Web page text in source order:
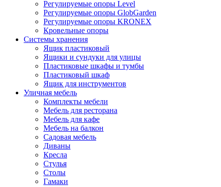
Регулируемые опоры Level
Регулируемые опоры GlobGarden
Регулируемые опоры KRONEX
Кровельные опоры
Системы хранения
Ящик пластиковый
Ящики и сундуки для улицы
Пластиковые шкафы и тумбы
Пластиковый шкаф
Ящик для инструментов
Уличная мебель
Комплекты мебели
Мебель для ресторана
Мебель для кафе
Мебель на балкон
Садовая мебель
Диваны
Кресла
Стулья
Столы
Гамаки